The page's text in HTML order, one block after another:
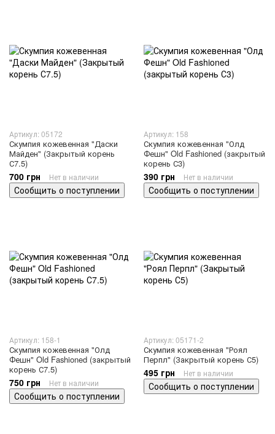
Артикул: 05172
Скумпия кожевенная "Даски
Майден" (Закрытый корень
С7.5)
700 грн Нет в наличии
Сообщить о поступлении
Артикул: 158
Скумпия кожевенная "Олд
Фешн" Old Fashioned (закрытый
корень С3)
390 грн Нет в наличии
Сообщить о поступлении
Артикул: 158-1
Скумпия кожевенная "Олд
Фешн" Old Fashioned (закрытый
корень С7.5)
750 грн Нет в наличии
Сообщить о поступлении
Артикул: 05171-2
Скумпия кожевенная "Роял
Перпл" (Закрытый корень С5)
495 грн Нет в наличии
Сообщить о поступлении